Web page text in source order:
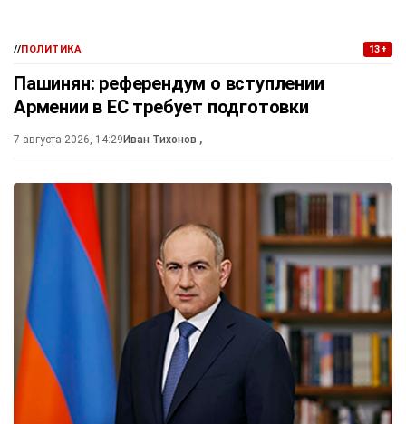
//ПОЛИТИКА 13+
Пашинян: референдум о вступлении
Армении в ЕС требует подготовки
7 августа 2026, 14:29Иван Тихонов ,